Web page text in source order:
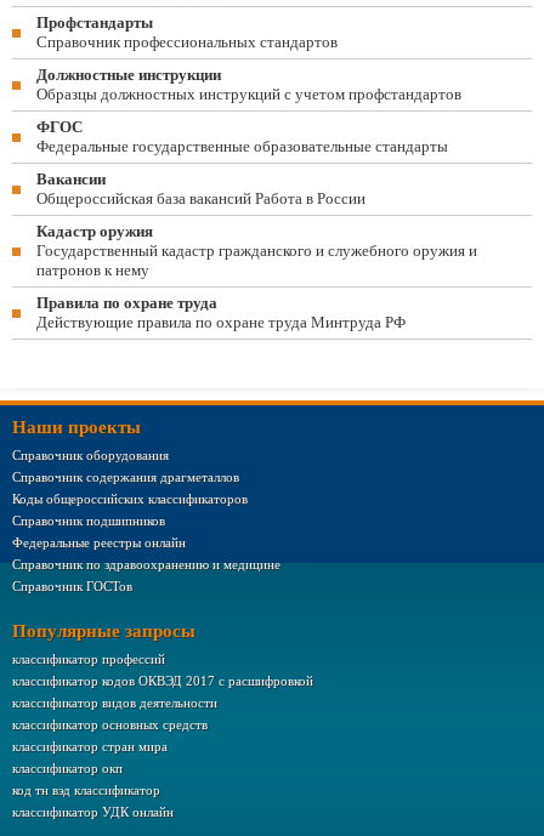
Профстандарты
Справочник профессиональных стандартов
Должностные инструкции
Образцы должностных инструкций с учетом профстандартов
ФГОС
Федеральные государственные образовательные стандарты
Вакансии
Общероссийская база вакансий Работа в России
Кадастр оружия
Государственный кадастр гражданского и служебного оружия и
патронов к нему
Правила по охране труда
Действующие правила по охране труда Минтруда РФ
Наши проекты
Справочник оборудования
Справочник содержания драгметаллов
Коды общероссийских классификаторов
Справочник подшипников
Федеральные реестры онлайн
Справочник по здравоохранению и медицине
Справочник ГОСТов
Популярные запросы
классификатор профессий
классификатор кодов ОКВЭД 2017 с расшифровкой
классификатор видов деятельности
классификатор основных средств
классификатор стран мира
классификатор окп
код тн вэд классификатор
классификатор УДК онлайн